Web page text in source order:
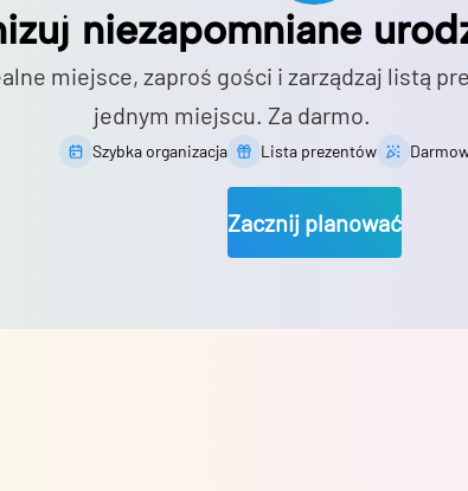
niezapomniane
miejsce, zaproś gości i zarządzaj listą
jednym miejscu. Za darmo.
Szybka organizacja Lista prezentów
Zacznij planować